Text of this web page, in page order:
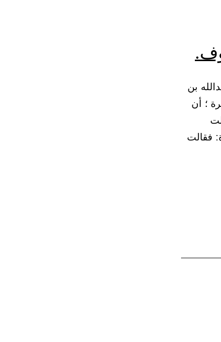
– (903) وحدثنا عبدالله بن
؛ أن
فقالت